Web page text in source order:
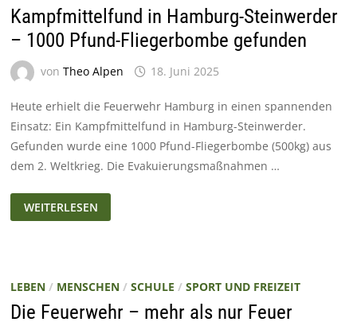
Kampfmittelfund in Hamburg-Steinwerder
– 1000 Pfund-Fliegerbombe gefunden
von Theo Alpen 18. Juni 2025
Heute erhielt die Feuerwehr Hamburg in einen spannenden
Einsatz: Ein Kampfmittelfund in Hamburg-Steinwerder.
Gefunden wurde eine 1000 Pfund-Fliegerbombe (500kg) aus
dem 2. Weltkrieg. Die Evakuierungsmaßnahmen …
KAMPFMITTELFUND
IN
HAMBURG-
FLIEGERBOMBE
GEFUNDEN
WEITERLESEN
LEBEN/ MENSCHEN/ SCHULE / SPORT UND FREIZEIT
Die Feuerwehr – mehr als nur Feuer